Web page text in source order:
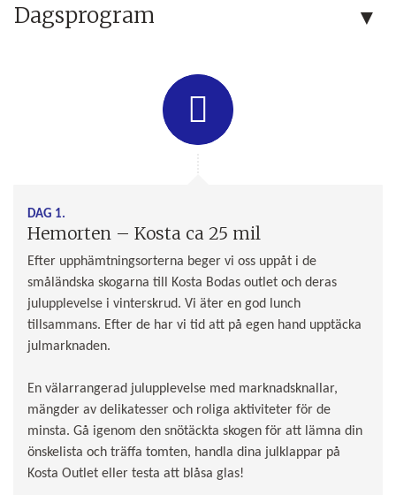
Dagsprogram
DAG 1.
Hemorten – Kosta ca 25 mil
Efter upphämtningsorterna beger vi oss uppåt i de
småländska skogarna till Kosta Bodas outlet och deras
julupplevelse i vinterskrud. Vi äter en god lunch
tillsammans. Efter de har vi tid att på egen hand upptäcka
julmarknaden.
En välarrangerad julupplevelse med marknadsknallar,
mängder av delikatesser och roliga aktiviteter för de
minsta. Gå igenom den snötäckta skogen för att lämna din
önskelista och träffa tomten, handla dina julklappar på
Kosta Outlet eller testa att blåsa glas!